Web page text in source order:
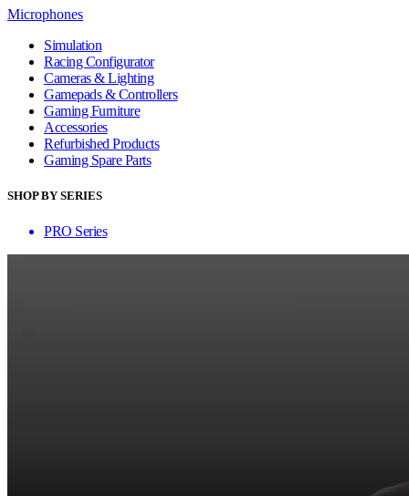
Microphones
Simulation
Racing Configurator
Cameras & Lighting
Gamepads & Controllers
Gaming Furniture
Accessories
Refurbished Products
Gaming Spare Parts
SHOP BY SERIES
PRO Series